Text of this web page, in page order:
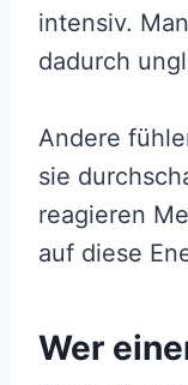
intensiv.
dadurch
Andere
sie
reagieren
auf diese
Wer